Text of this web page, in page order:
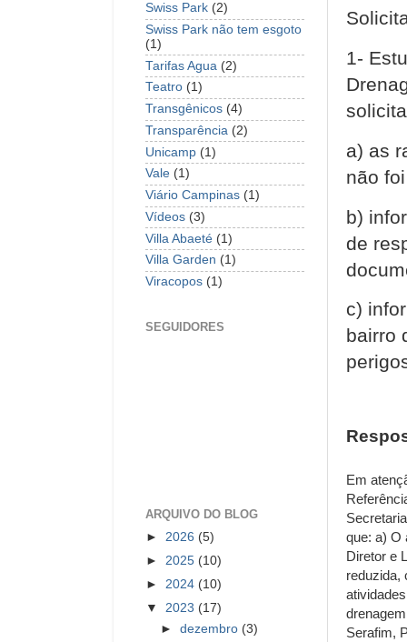
1-
a) as
não
b)
de
c)
bairro
Em
que: a) O
Diretor e
reduzida,
Serafim,
Swiss Park (2)
Swiss Park não tem esgoto
(1)
Tarifas Agua (2)
Teatro (1)
Transgênicos (4)
Transparência (2)
Unicamp (1)
Vale (1)
Viário Campinas (1)
Vídeos (3)
Villa Abaeté (1)
Villa Garden (1)
Viracopos (1)
SEGUIDORES
ARQUIVO DO BLOG
► 2026 (5)
► 2025 (10)
► 2024 (10)
▼ 2023 (17)
►dezembro (3)